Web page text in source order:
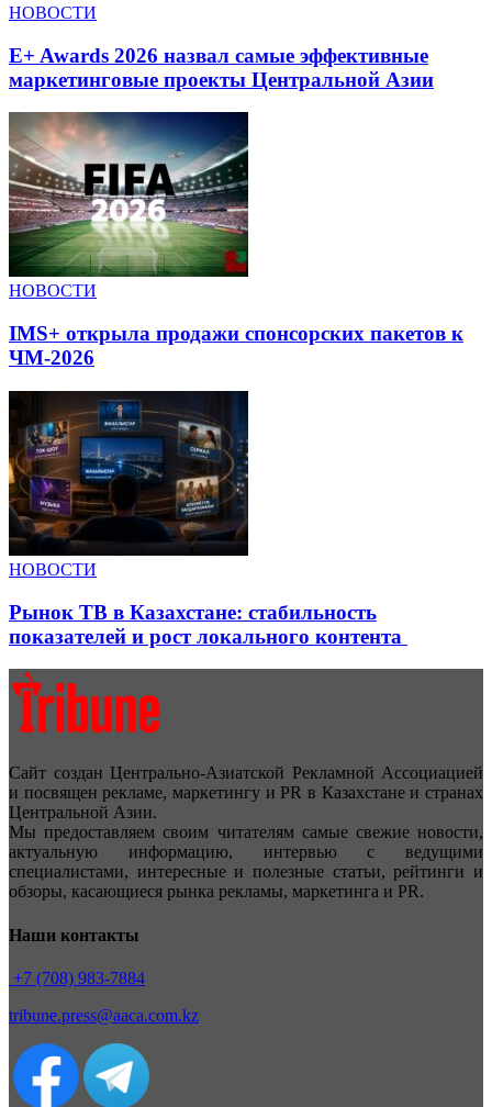
НОВОСТИ
E+ Awards 2026 назвал самые эффективные
маркетинговые проекты Центральной Азии
НОВОСТИ
IMS+ открыла продажи спонсорских пакетов к
ЧМ-2026
НОВОСТИ
Рынок ТВ в Казахстане: стабильность
показателей и рост локального контента
Сайт создан Центрально-Азиатской Рекламной Ассоциацией
и посвящен рекламе, маркетингу и PR в Казахстане и странах
Центральной Азии.
Мы предоставляем своим читателям самые свежие новости,
актуальную информацию, интервью с ведущими
специалистами, интересные и полезные статьи, рейтинги и
обзоры, касающиеся рынка рекламы, маркетинга и PR.
Наши контакты
+7 (708) 983-7884
tribune.press@aaca.com.kz